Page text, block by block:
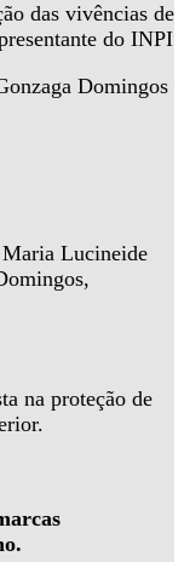
das vivências de
do INPI
Domingos
Maria Lucineide
na proteção de